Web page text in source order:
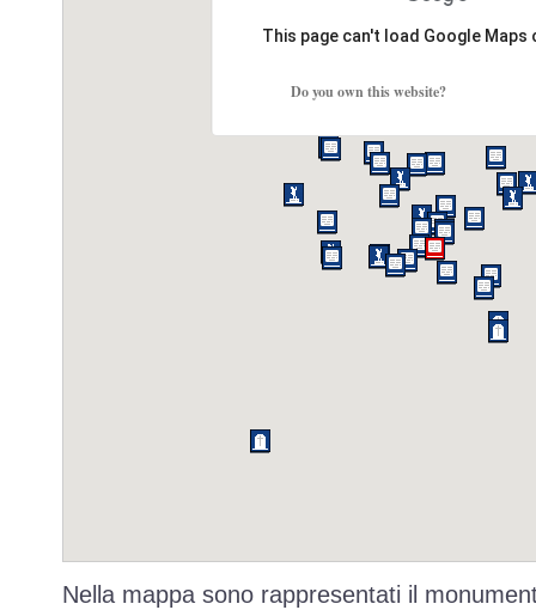
This page can't load Google
Do you own this website?
Nella mappa sono rappresentati il